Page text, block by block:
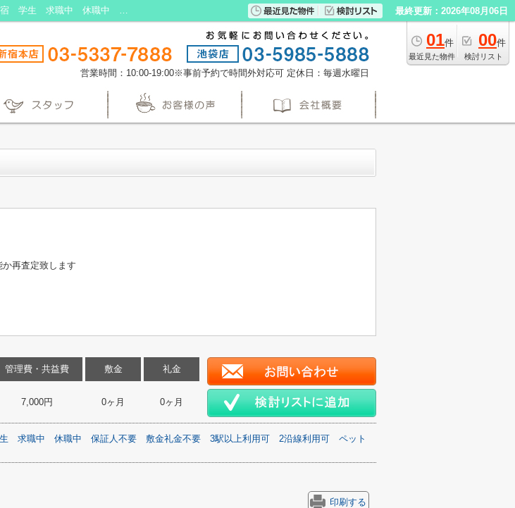
トクスケマンション｜入居審査 賃貸 初期費用 無職 生活保護 新宿 学生 求職中 休職中 保証人不要 敷金礼金不要 3駅以上利用可 2沿線利用可 ペット相談 分割可｜東京の生活保護受給者向けの賃貸アパート・マンションなら生活保護賃貸 最終更新：2026年08月06日
01件
最近見た物件
00件
検討リスト
営業時間：10:00-19:00※事前予約で時間外対応可 定休日：毎週水曜日
再査定致します
管理費・共益費
7,000円
敷金
0ヶ月
礼金
0ヶ月
求職中 休職中 保証人不要 敷金礼金不要 3駅以上利用可 2沿線利用可
ペット
印刷する